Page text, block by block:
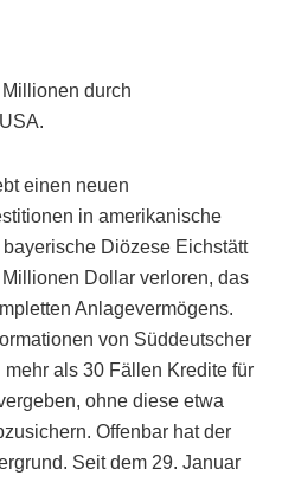
durch
einen neuen
in amerikanische
Diözese Eichstätt
Dollar verloren, das
Anlagevermögens.
von Süddeutscher
als 30 Fällen Kredite für
ohne diese etwa
Offenbar hat der
Seit dem 29. Januar